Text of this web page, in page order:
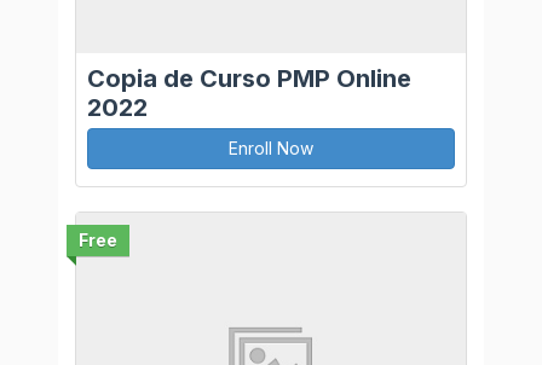
Copia de Curso PMP Online
2022
Enroll Now
Free